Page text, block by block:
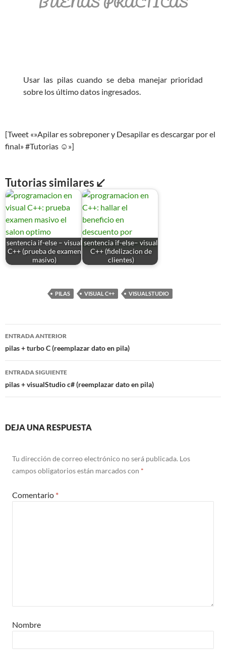
Usar las pilas cuando se deba manejar prioridad
sobre los último datos ingresados.
[Tweet «»Apilar es sobreponer y Desapilar es descargar por el
final» #Tutorias ☺»]
Tutorias similares ↙
sentencia if-else – visual
C++ (prueba de examen
masivo)
sentencia if-else– visual
C++ (fidelizacion de
clientes)
PILAS VISUAL C++ VISUALSTUDIO
Navegación
de
entradas
ENTRADA ANTERIOR
pilas + turbo C (reemplazar dato en pila)
ENTRADA SIGUIENTE
pilas + visualStudio c# (reemplazar dato en pila)
DEJA UNA RESPUESTA
Tu dirección de correo electrónico no será publicada. Los
campos obligatorios están marcados con *
Comentario *
Nombre